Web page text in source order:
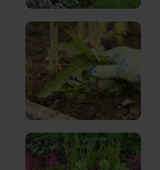
très
vite,
et
lorsqu’elles
touchent
le
sol,
elles
produisent...